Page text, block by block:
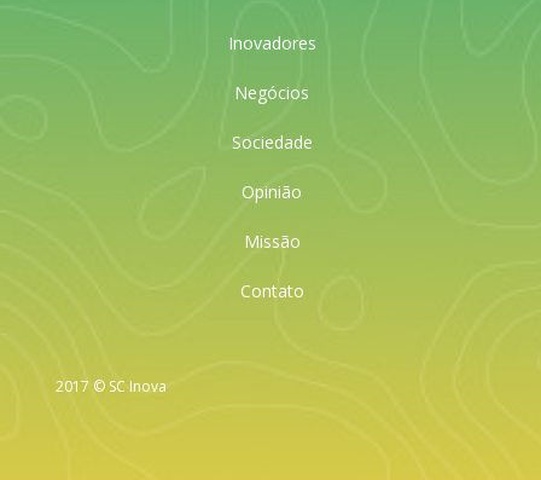
Inovadores
Negócios
Sociedade
Opinião
Missão
Contato
2017 © SC Inova